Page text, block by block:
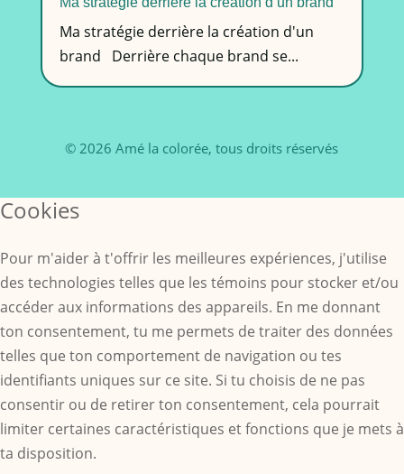
Ma stratégie derrière la création d'un
brand Derrière chaque brand se...
© 2026 Amé la colorée, tous droits réservés
Cookies
Pour m'aider à t'offrir les meilleures expériences, j'utilise
des technologies telles que les témoins pour stocker et/ou
accéder aux informations des appareils. En me donnant
ton consentement, tu me permets de traiter des données
telles que ton comportement de navigation ou tes
identifiants uniques sur ce site. Si tu choisis de ne pas
consentir ou de retirer ton consentement, cela pourrait
limiter certaines caractéristiques et fonctions que je mets à
ta disposition.